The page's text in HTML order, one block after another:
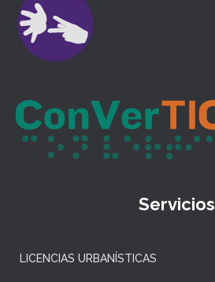
Servicios
LICENCIAS URBANÍSTICAS